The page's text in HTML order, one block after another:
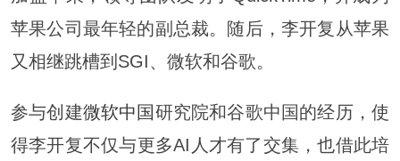
苹果公司最年轻的副总裁。随后，李开复从苹果
又相继跳槽到SGI、微软和谷歌。
参与创建微软中国研究院和谷歌中国的经历，使
得李开复不仅与更多AI人才有了交集，也借此培